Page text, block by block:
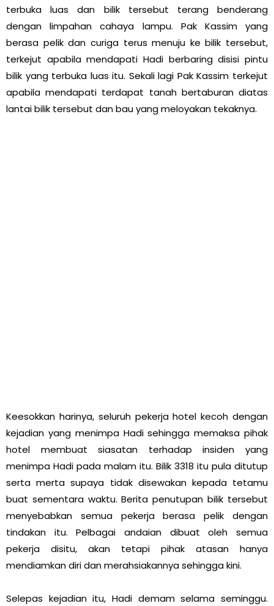
terbuka luas dan bilik tersebut terang benderang
dengan limpahan cahaya lampu. Pak Kassim yang
berasa pelik dan curiga terus menuju ke bilik tersebut,
terkejut apabila mendapati Hadi berbaring disisi pintu
bilik yang terbuka luas itu. Sekali lagi Pak Kassim terkejut
apabila mendapati terdapat tanah bertaburan diatas
lantai bilik tersebut dan bau yang meloyakan tekaknya.
Keesokkan harinya, seluruh pekerja hotel kecoh dengan
kejadian yang menimpa Hadi sehingga memaksa pihak
hotel membuat siasatan terhadap insiden yang
menimpa Hadi pada malam itu. Bilik 3318 itu pula ditutup
serta merta supaya tidak disewakan kepada tetamu
buat sementara waktu. Berita penutupan bilik tersebut
menyebabkan semua pekerja berasa pelik dengan
tindakan itu. Pelbagai andaian dibuat oleh semua
pekerja disitu, akan tetapi pihak atasan hanya
mendiamkan diri dan merahsiakannya sehingga kini.
Selepas kejadian itu, Hadi demam selama seminggu.